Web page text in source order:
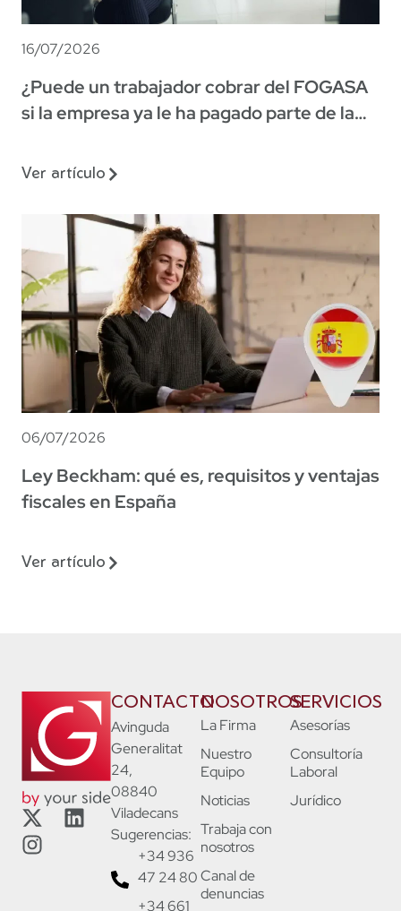
16/07/2026
¿Puede un trabajador cobrar del FOGASA
si la empresa ya le ha pagado parte de la
Ver artículo
06/07/2026
Ley Beckham: qué es, requisitos y ventajas
fiscales en España
Ver artículo
NOSOTROS
La Firma
Nuestro
Equipo
Noticias
Trabaja con
nosotros
Canal de
denuncias
SERVICIOS
Asesorías
Consultoría
Laboral
Jurídico
CONTACTO
Avinguda
Generalitat
24,
08840
Viladecans
Sugerencias:
+34 936
47 24 80
+34 661